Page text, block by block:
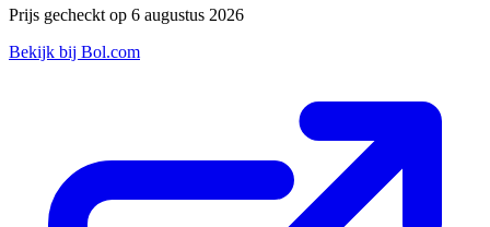
Prijs gecheckt op 6 augustus 2026
Bekijk bij Bol.com